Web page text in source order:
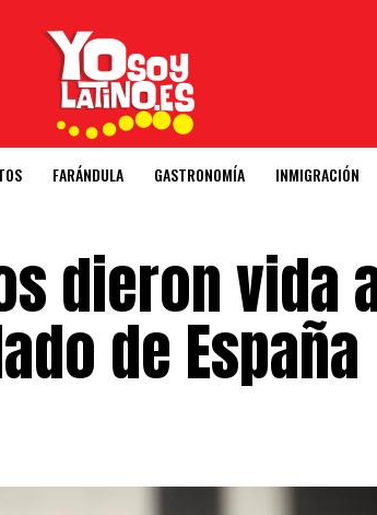
FARÁNDULA GASTRONOMÍA INMIGRACIÓN
dieron vida
de España